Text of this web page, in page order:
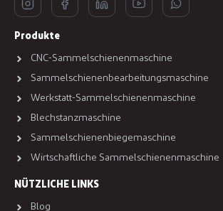
Produkte
CNC-Sammelschienenmaschine
Sammelschienenbearbeitungsmaschine
Werkstatt-Sammelschienenmaschine
Blechstanzmaschine
Sammelschienenbiegemaschine
Wirtschaftliche Sammelschienenmaschine
NÜTZLICHE LINKS
Blog